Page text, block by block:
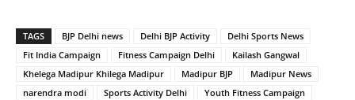
TAGS BJP Delhi news Delhi BJP Activity
Delhi Sports News
Fit India Campaign
Fitness Campaign Delhi
Kailash Gangwal
Khelega Madipur Khilega Madipur
Madipur BJP
Madipur News
narendra modi
Sports Activity Delhi Youth Fitness Campaign